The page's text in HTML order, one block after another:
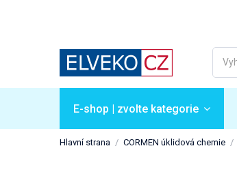
E-shop | zvolte kategorie
Hlavní strana CORMEN úklidová chemie